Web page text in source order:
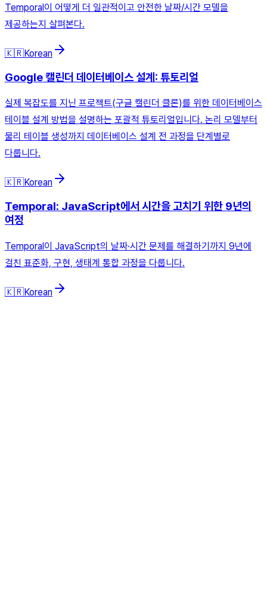
Temporal이 어떻게 더 일관적이고 안전한 날짜/시간 모델을
제공하는지 살펴본다.
🇰🇷Korean
Google 캘린더 데이터베이스 설계: 튜토리얼
실제 복잡도를 지닌 프로젝트(구글 캘린더 클론)를 위한 데이터베이스
테이블 설계 방법을 설명하는 포괄적 튜토리얼입니다. 논리 모델부터
물리 테이블 생성까지 데이터베이스 설계 전 과정을 단계별로
다룹니다.
🇰🇷Korean
Temporal: JavaScript에서 시간을 고치기 위한 9년의
여정
Temporal이 JavaScript의 날짜·시간 문제를 해결하기까지 9년에
걸친 표준화, 구현, 생태계 통합 과정을 다룹니다.
🇰🇷Korean